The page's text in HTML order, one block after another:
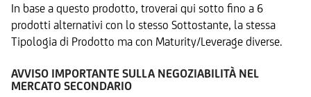
In base a questo prodotto, troverai qui sotto fino a 6
prodotti alternativi con lo stesso Sottostante, la stessa
Tipologia di Prodotto ma con Maturity/Leverage diverse.
AVVISO IMPORTANTE SULLA NEGOZIABILITÀ NEL
MERCATO SECONDARIO